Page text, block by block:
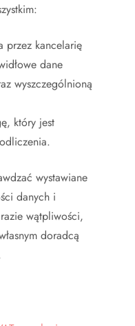
przez kancelarię
dane
wyszczególnioną
który jest
wystawiane
danych i
wątpliwości,
doradcą